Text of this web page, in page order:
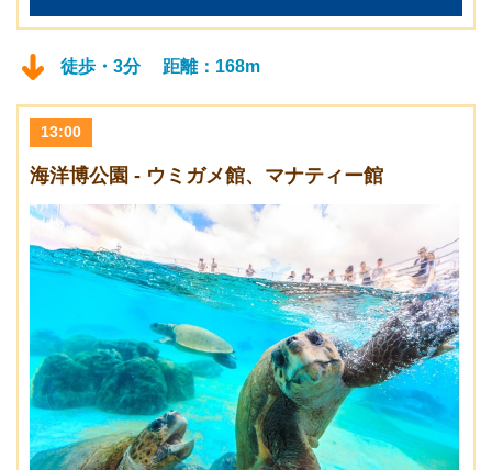
徒歩・3分 距離：168m
13:00
海洋博公園 - ウミガメ館、マナティー館